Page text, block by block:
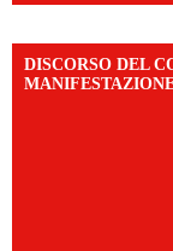
DISCORSO DEL